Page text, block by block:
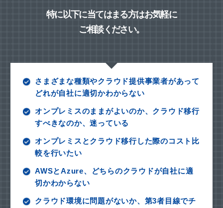
特に以下に当てはまる方はお気軽に
ご相談ください。
さまざまな種類やクラウド提供事業者があって
どれが自社に適切かわからない
オンプレミスのままがよいのか、クラウド移行
すべきなのか、迷っている
オンプレミスとクラウド移行した際のコスト比
較を行いたい
AWSとAzure、どちらのクラウドが自社に適
切かわからない
クラウド環境に問題がないか、第3者目線でチ